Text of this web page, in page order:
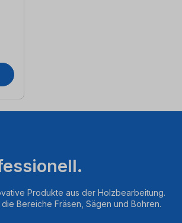
Produkte aus der Holzbearbeitung.
Bereiche Fräsen, Sägen und Bohren.